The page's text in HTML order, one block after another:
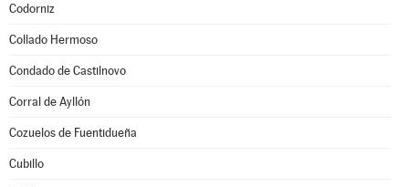
Codorniz
Collado Hermoso
Condado de Castilnovo
Corral de Ayllón
Cozuelos de Fuentidueña
Cubillo